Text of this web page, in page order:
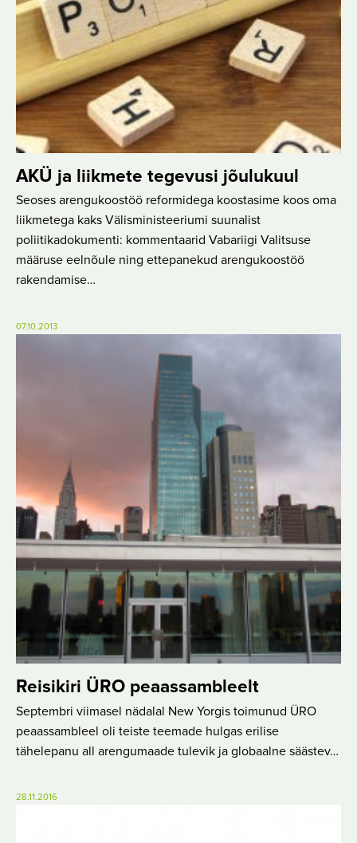
AKÜ ja liikmete tegevusi jõulukuul
Seoses arengukoostöö reformidega koostasime koos oma
liikmetega kaks Välisministeeriumi suunalist
poliitikadokumenti: kommentaarid Vabariigi Valitsuse
määruse eelnõule ning ettepanekud arengukoostöö
rakendamise…
07.10.2013
Reisikiri ÜRO peaassambleelt
Septembri viimasel nädalal New Yorgis toimunud ÜRO
peaassambleel oli teiste teemade hulgas erilise
tähelepanu all arengumaade tulevik ja globaalne säästev…
28.11.2016